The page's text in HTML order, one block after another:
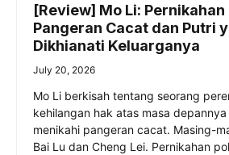
[Review] Mo Li:
Pangeran Cacat dan Putri
Dikhianati Keluarganya
July 20, 2026
Mo Li berkisah tentang seorang
kehilangan hak atas masa
menikahi pangeran cacat. Masing-
Bai Lu dan Cheng Lei. Pernikahan